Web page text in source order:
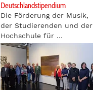
Deutschlandstipendium
Die Förderung der Musik,
der Studierenden und der
Hochschule für …